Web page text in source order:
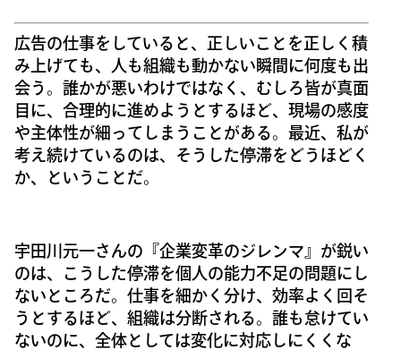
広告の仕事をしていると、正しいことを正しく積
み上げても、人も組織も動かない瞬間に何度も出
会う。誰かが悪いわけではなく、むしろ皆が真面
目に、合理的に進めようとするほど、現場の感度
や主体性が細ってしまうことがある。最近、私が
考え続けているのは、そうした停滞をどうほどく
か、ということだ。
宇田川元一さんの『企業変革のジレンマ』が鋭い
のは、こうした停滞を個人の能力不足の問題にし
ないところだ。仕事を細かく分け、効率よく回そ
うとするほど、組織は分断される。誰も怠けてい
ないのに、全体としては変化に対応しにくくな